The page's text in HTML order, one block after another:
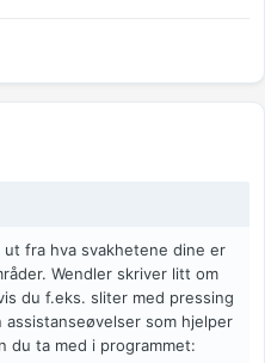
fra hva svakhetene dine er
Wendler skriver litt om
du f.eks. sliter med pressing
som hjelper
du ta med i programmet: